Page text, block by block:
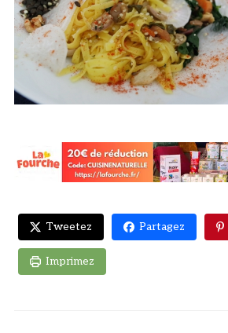
Tweetez Partagez
Imprimez